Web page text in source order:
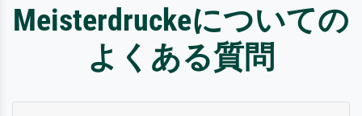
Meisterdruckeについての
よくある質問